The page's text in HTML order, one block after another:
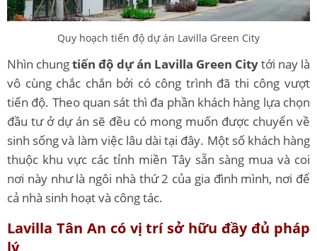
Quy hoạch tiến độ dự án Lavilla Green City
Nhìn chungtiến độ dự án Lavilla Green Citytới nay là
vô cùng chắc chắn bởi có công trình đã thi công vượt
tiến độ. Theo quan sát thì đa phần khách hàng lựa chọn
đầu tư ở dự án sẽ đều có mong muốn được chuyển về
sinh sống và làm việc lâu dài tại đây. Một số khách hàng
thuộc khu vực các tỉnh miền Tây sẵn sàng mua và coi
nơi này như là ngôi nhà thứ 2 của gia đình mình, nơi để
cả nhà sinh hoạt và công tác.
Lavilla Tân An có vị trí sở hữu đầy đủ pháp
lý